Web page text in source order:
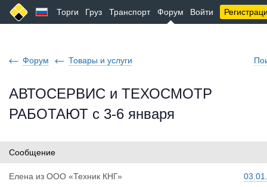
Торги Груз Транспорт Форум Войти
Форум Товары и услуги
АВТОСЕРВИС и ТЕХОСМОТР
РАБОТАЮТ с 3-6 января
Сообщение
Елена из ООО «Техник КНГ»